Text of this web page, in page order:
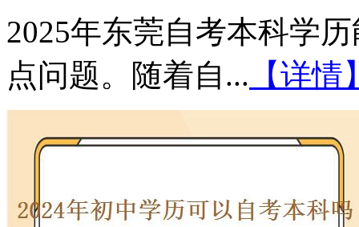
2025年东莞自考本科学
点问题。随着自... 【详情